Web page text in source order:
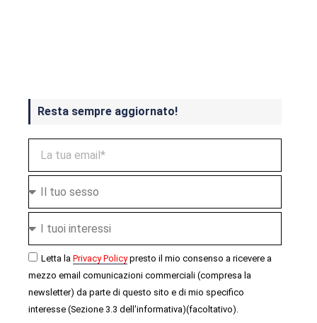
Resta sempre aggiornato!
Letta la Privacy Policypresto il mio consenso a ricevere a
mezzo email comunicazioni commerciali (compresa la
newsletter) da parte di questo sito e di mio specifico
interesse (Sezione 3.3 dell'informativa)(facoltativo).